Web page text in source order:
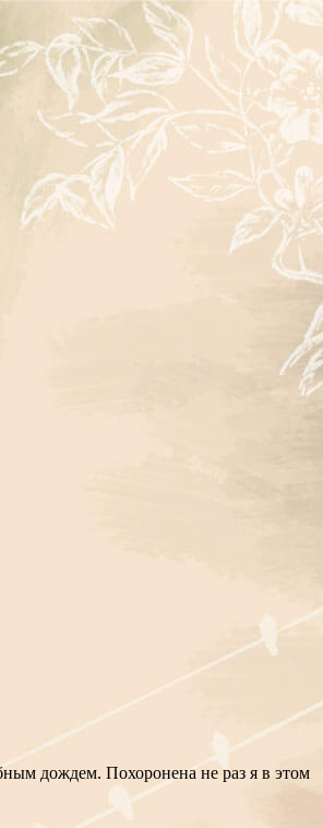
дождем. Похоронена не раз я в этом